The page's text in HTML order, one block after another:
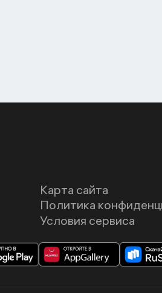
Карта сайта
Политика
Условия сервиса